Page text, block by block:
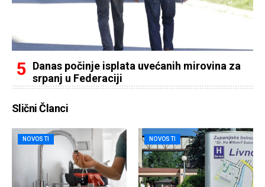
Danas počinje isplata uvećanih mirovina za
srpanj u Federaciji
Slični Članci
NOVOSTI NOVOSTI